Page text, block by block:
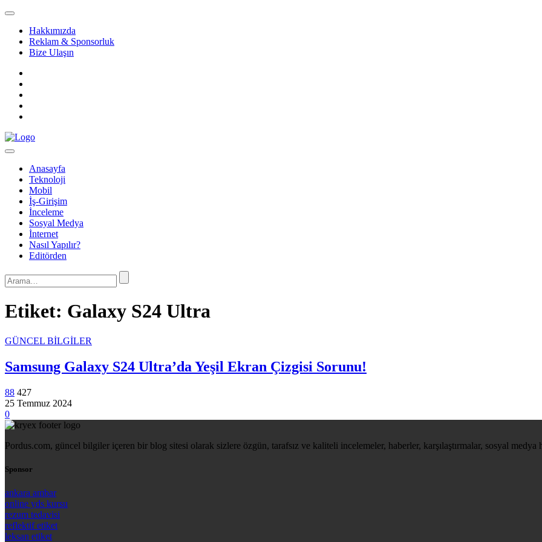
Hakkımızda
Reklam & Sponsorluk
Bize Ulaşın
Anasayfa
Teknoloji
Mobil
İş-Girişim
İnceleme
Sosyal Medya
İnternet
Nasıl Yapılır?
Editörden
Etiket: Galaxy S24 Ultra
GÜNCEL BİLGİLER
Samsung Galaxy S24 Ultra’da Yeşil Ekran Çizgisi Sorunu!
88 427
25 Temmuz 2024
0
Pordus.com, güncel bilgiler içeren bir blog sitesi olarak sizlere özgün, tarafsız ve kaliteli incelemeler, haberler, karşılaştırmalar, sosyal
Sponsor
ankara ambar
online yds kursu
rezum tedavisi
reflektif etiket
leksan etiket